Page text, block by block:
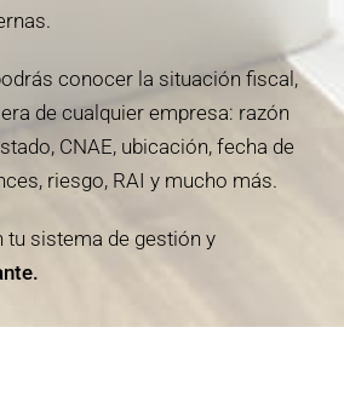
conocer la situación fiscal,
de cualquier empresa: razón
CNAE, ubicación, fecha de
riesgo, RAI y mucho más.
tu sistema de gestión y